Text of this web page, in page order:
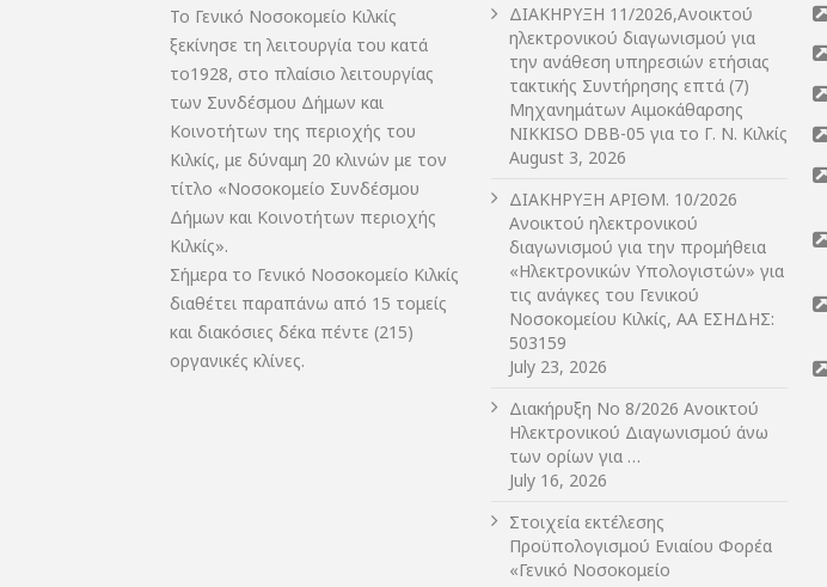
Το Γενικό Νοσοκομείο Κιλκίς
ξεκίνησε τη λειτουργία του κατά
το1928, στο πλαίσιο λειτουργίας
των Συνδέσμου Δήμων και
Κοινοτήτων της περιοχής του
Κιλκίς, με δύναμη 20 κλινών με τον
τίτλο «Νοσοκομείο Συνδέσμου
Δήμων και Κοινοτήτων περιοχής
Κιλκίς».
Σήμερα το Γενικό Νοσοκομείο Κιλκίς
διαθέτει παραπάνω από 15 τομείς
και διακόσιες δέκα πέντε (215)
οργανικές κλίνες.
ΔIΑΚΗΡΥΞΗ 11/2026,Ανοικτού
ηλεκτρονικού διαγωνισμού για
την ανάθεση υπηρεσιών ετήσιας
τακτικής Συντήρησης επτά (7)
Μηχανημάτων Αιμοκάθαρσης
NIKKISO DBB-05 για το Γ. Ν. Κιλκίς
August 3, 2026
ΔIΑΚΗΡΥΞΗ ΑΡIΘΜ. 10/2026
Ανοικτού ηλεκτρονικού
διαγωνισμού για την προμήθεια
«Ηλεκτρονικών Υπολογιστών» για
τις ανάγκες του Γενικού
Νοσοκομείου Κιλκίς, ΑΑ ΕΣΗΔΗΣ:
503159
July 23, 2026
Διακήρυξη Νο 8/2026 Ανοικτού
Ηλεκτρονικού Διαγωνισμού άνω
των ορίων για …
July 16, 2026
Στοιχεία εκτέλεσης
Προϋπολογισμού Ενιαίου Φορέα
«Γενικό Νοσοκομείο